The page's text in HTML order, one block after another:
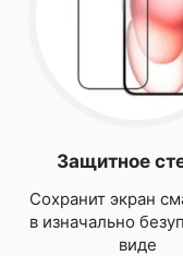
Защитное
Сохранит экран
в изначально
виде